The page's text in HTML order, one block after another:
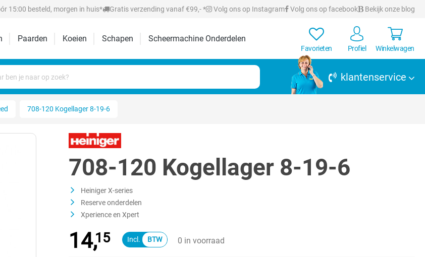
15:00 besteld, morgen in huis* Gratis verzending vanaf €99,- * Volg ons op Instagram Volg ons op facebook Bekijk onze blog
Paarden Koeien Schapen Scheermachine Onderdelen
Favorieten Profiel Winkelwagen
klantenservice
708-120 Kogellager 8-19-6
708-120 Kogellager 8-19-6
Heiniger X-series
Reserve onderdelen
Xperience en Xpert
14,15 0 in voorraad